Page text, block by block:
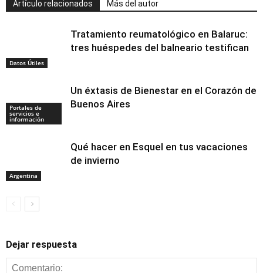
Artículo relacionados Más del autor
Datos Útiles
Tratamiento reumatológico en Balaruc:
tres huéspedes del balneario testifican
Portales de
servicios e
información
Un éxtasis de Bienestar en el Corazón de
Buenos Aires
Argentina
Qué hacer en Esquel en tus vacaciones
de invierno
Dejar respuesta